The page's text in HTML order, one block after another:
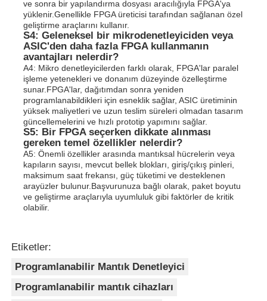
ve sonra bir yapılandırma dosyası aracılığıyla FPGA'ya
yüklenir.Genellikle FPGA üreticisi tarafından sağlanan özel
geliştirme araçlarını kullanır.
S4: Geleneksel bir mikrodenetleyiciden veya
ASIC'den daha fazla FPGA kullanmanın
avantajları nelerdir?
A4: Mikro denetleyicilerden farklı olarak, FPGA'lar paralel
işleme yetenekleri ve donanım düzeyinde özelleştirme
sunar.FPGA'lar, dağıtımdan sonra yeniden
programlanabildikleri için esneklik sağlar, ASIC üretiminin
yüksek maliyetleri ve uzun teslim süreleri olmadan tasarım
güncellemelerini ve hızlı prototip yapımını sağlar.
S5: Bir FPGA seçerken dikkate alınması
gereken temel özellikler nelerdir?
A5: Önemli özellikler arasında mantıksal hücrelerin veya
kapıların sayısı, mevcut bellek blokları, giriş/çıkış pinleri,
maksimum saat frekansı, güç tüketimi ve desteklenen
arayüzler bulunur.Başvurunuza bağlı olarak, paket boyutu
ve geliştirme araçlarıyla uyumluluk gibi faktörler de kritik
olabilir.
Etiketler:
Programlanabilir Mantık Denetleyici
Programlanabilir mantık cihazları